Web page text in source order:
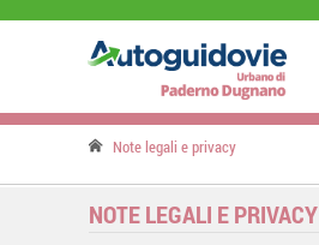
Note legali e privacy
NOTE LEGALI E PRIVACY